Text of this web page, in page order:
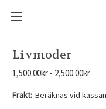
Livmoder
1,500.00kr - 2,500.00kr
Frakt: Beräknas vid kassan